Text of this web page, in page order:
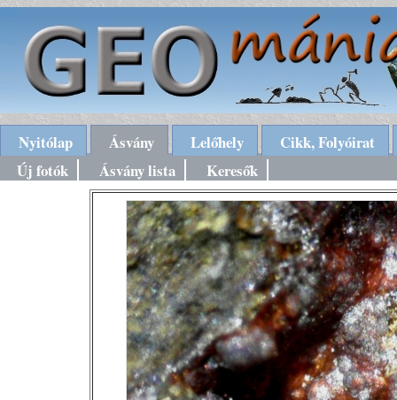
Nyitólap Ásvány Lelőhely
Cikk, Folyóirat
Új fotók
Ásvány lista Keresők